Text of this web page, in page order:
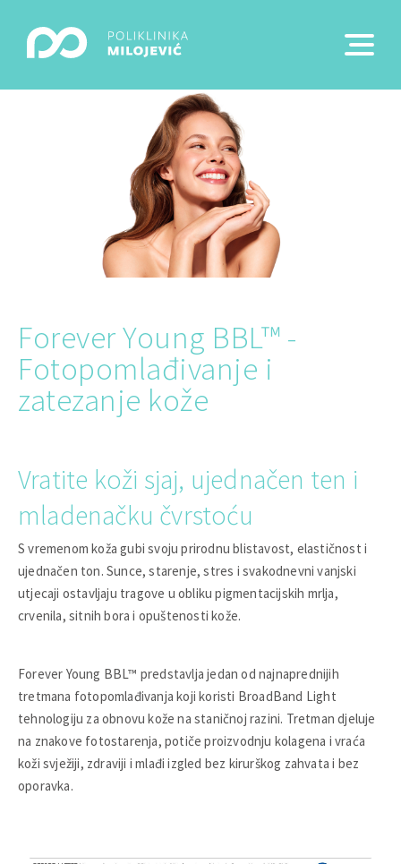
Forever Young BBL™ -
Fotopomlađivanje i
zatezanje kože
Vratite koži sjaj, ujednačen ten i
mladenačku čvrstoću
S vremenom koža gubi svoju prirodnu blistavost, elastičnost i
ujednačen ton. Sunce, starenje, stres i svakodnevni vanjski
utjecaji ostavljaju tragove u obliku pigmentacijskih mrlja,
crvenila, sitnih bora i opuštenosti kože.
Forever Young BBL™ predstavlja jedan od najnaprednijih
tretmana fotopomlađivanja koji koristi BroadBand Light
tehnologiju za obnovu kože na staničnoj razini. Tretman djeluje
na znakove fotostarenja, potiče proizvodnju kolagena i vraća
koži svježiji, zdraviji i mlađi izgled bez kirurškog zahvata i bez
oporavka.